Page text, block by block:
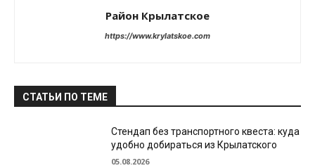
Район Крылатское
https://www.krylatskoe.com
СТАТЬИ ПО ТЕМЕ
Стендап без транспортного квеста: куда
удобно добираться из Крылатского
05.08.2026